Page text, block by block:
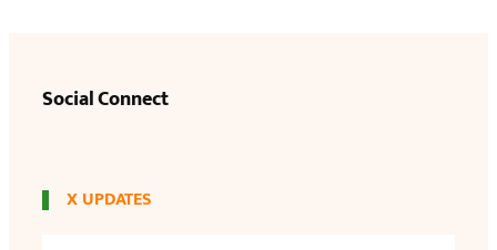
Social Connect
X UPDATES